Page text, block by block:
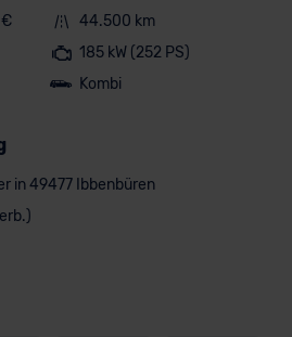
€
44.500 km
185 kW (252 PS)
Kombi
in 49477 Ibbenbüren